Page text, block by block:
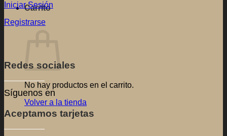
Realiza tu pago con el método de tu preferencia.
Atención al cliente
Cómo comprar
Medios de pago
Políticas de privacidad
Términos y condiciones